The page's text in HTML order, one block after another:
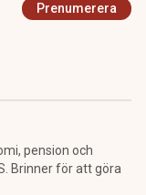
Prenumerera
pension och
Brinner för att göra